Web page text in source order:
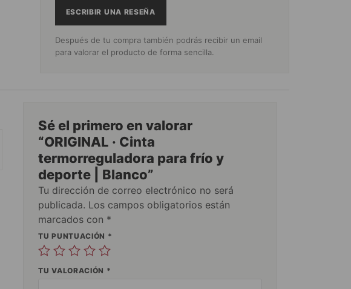
ESCRIBIR UNA RESEÑA
Después de tu compra también podrás recibir un email
para valorar el producto de forma sencilla.
Sé el primero en valorar
“ORIGINAL · Cinta
termorreguladora para frío y
deporte | Blanco”
Tu dirección de correo electrónico no será
publicada. Los campos obligatorios están
marcados con *
TU PUNTUACIÓN *
TU VALORACIÓN *